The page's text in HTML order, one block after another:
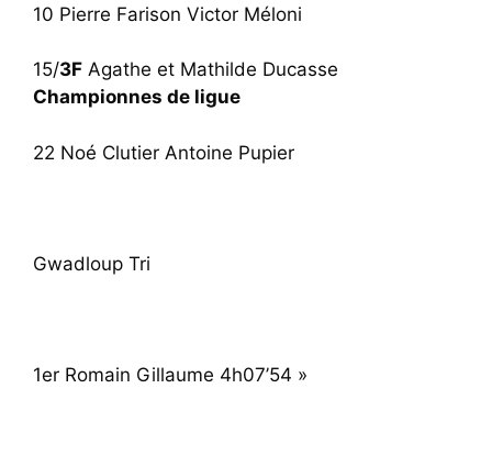
10 Pierre Farison Victor Méloni
15/3F Agathe et Mathilde Ducasse
Championnes de ligue
22 Noé Clutier Antoine Pupier
Gwadloup Tri
1er Romain Gillaume 4h07’54 »